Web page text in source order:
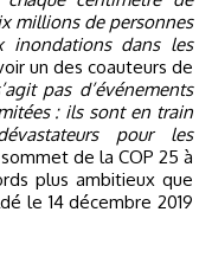
millions de personnes
inondations dans les
un des coauteurs de
pas d’événements
: ils sont en train
pour les
de la COP 25 à
plus ambitieux que
le 14 décembre 2019